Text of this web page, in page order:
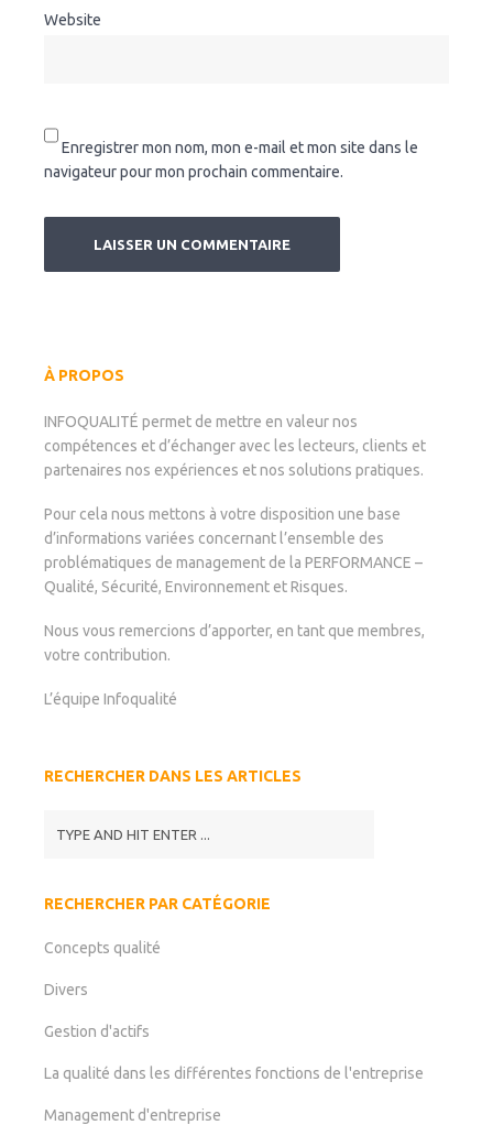
Website
Enregistrer mon nom, mon e-mail et mon site dans le
navigateur pour mon prochain commentaire.
À PROPOS
INFOQUALITÉ permet de mettre en valeur nos
compétences et d’échanger avec les lecteurs, clients et
partenaires nos expériences et nos solutions pratiques.
Pour cela nous mettons à votre disposition une base
d’informations variées concernant l’ensemble des
problématiques de management de la PERFORMANCE –
Qualité, Sécurité, Environnement et Risques.
Nous vous remercions d’apporter, en tant que membres,
votre contribution.
L’équipe Infoqualité
RECHERCHER DANS LES ARTICLES
RECHERCHER PAR CATÉGORIE
Concepts qualité
Divers
Gestion d'actifs
La qualité dans les différentes fonctions de l'entreprise
Management d'entreprise